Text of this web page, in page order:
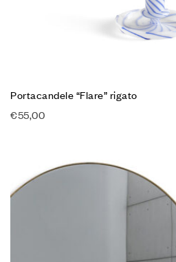
Portacandele “Flare” rigato
€55,00